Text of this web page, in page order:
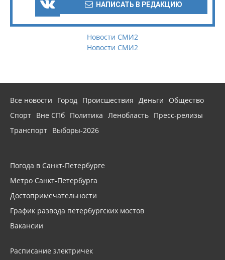
НАПИСАТЬ В РЕДАКЦИЮ
Новости СМИ2
Новости СМИ2
Все новости Город Происшествия Деньги
Общество
Спорт Вне СПб Политика Ленобласть Пресс-релизы
Транспорт Выборы-2026
Погода в Санкт-Петербурге
Метро Санкт-Петербурга
Достопримечательности
График развода петербургских мостов
Вакансии
Расписание электричек